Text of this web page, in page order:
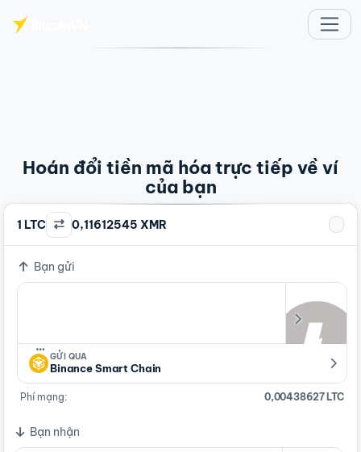
Hoán đổi tiền mã hóa trực tiếp về ví
của bạn
1 LTC 0,11612545 XMR
Bạn gửi
…
GỬI QUA
Binance Smart Chain
Phí mạng: 0,00438627 LTC
Bạn nhận